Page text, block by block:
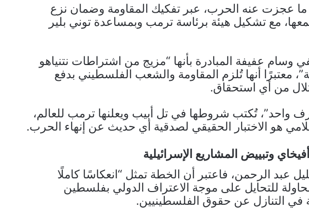
ما عجزت عنه الحرب، عبر تفكيك المقاومة وضمان نزع
مع تشكيل هيئة برئاسة ترمب وبمساعدة توني بلير
عفيفة المبادرة بأنها “مزيج من اشتراطات نتنياهو
معتبرًا أنها تُلزم المقاومة والشعب الفلسطيني بدفع
من أي استحقاق.
تُكتب شروطها في تل أبيب ويعلنها ترمب للعالم،
هو الاختبار الحقيقي لصدقية أي حديث عن إنهاء الحرب.
وتبييض المشاريع الإسرائيلية
عبد الرحمن، فاعتبر أن الخطة تمثل “انعكاسًا كاملًا
للتحايل على موجة الاعتراف الدولي بفلسطين
في التنازل عن حقوق الفلسطينيين.